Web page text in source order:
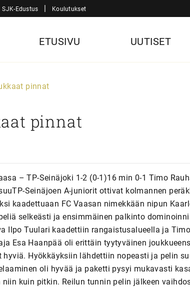
SJK-Edustus | Koulutukset
ETUSIVU UUTISET
pinnat
pinnat
– TP-Seinäjoki 1-2 (0-1)16 min 0-1 Timo
Seinäjoen A-juniorit ottivat kolmannen
kaadettuaan FC Vaasan nimekkään nipun
selkeästi ja ensimmäinen palkinto
Ilpo Tuulari kaadettiin rangaistusalueella ja
Esa Haanpää oli erittäin tyytyväinen
Hyökkäyksiin lähdettiin nopeasti ja pelin
oli hyvää ja paketti pysyi mukavasti
kuin pitkin. Reilun tunnin pelin jälkeen